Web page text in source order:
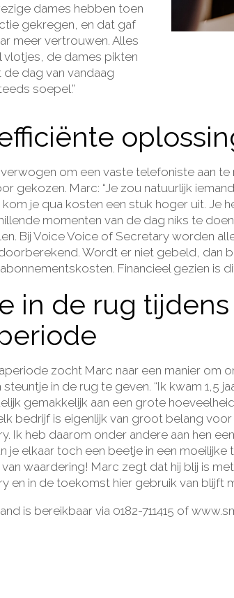
dames hebben toen
gekregen, en dat gaf
meer vertrouwen. Alles
vlotjes, de dames pikten
dag van vandaag
soepel.”
om een vaste telefoniste aan te
gekozen. Marc: “Je zou natuurlijk
kom je qua kosten een stuk hoger uit. Je
momenten van de dag niks te
Bij Voice Voice of Secretary worden
Wordt er niet gebeld, dan
Financieel gezien is
in de rug tijdens
zocht Marc naar een manier om
in de rug te geven. “Ik kwam 1,5
gemakkelijk aan een grote
bedrijf is eigenlijk van groot belang voor
Ik heb daarom onder andere aan hen
je elkaar toch een beetje in een moeilijke
waardering! Marc zegt dat hij blij is
en in de toekomst hier gebruik van blijft
is bereikbaar via 0182-711415 of